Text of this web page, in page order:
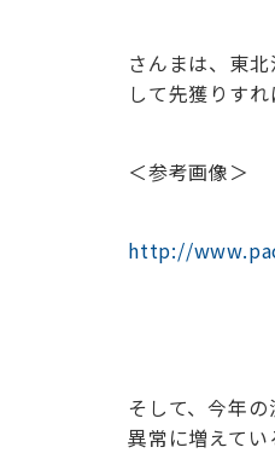
さんまは、東
して先獲りす
＜参考画像＞
http://
そして、今年
異常に増えてい